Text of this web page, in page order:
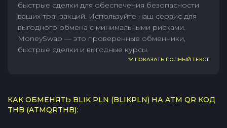
быстрые сделки для обеспечения безопасности
ваших транзакций. Используйте наш сервис для
выгодного обмена с минимальными рисками.
MoneySwap — это проверенные обменники,
быстрые сделки и выгодные курсы.
ПОКАЗАТЬ ПОЛНЫЙ ТЕКСТ
КАК ОБМЕНЯТЬ BLIK PLN (BLIKPLN) НА ATM QR КОД
THB (ATMQRTHB):